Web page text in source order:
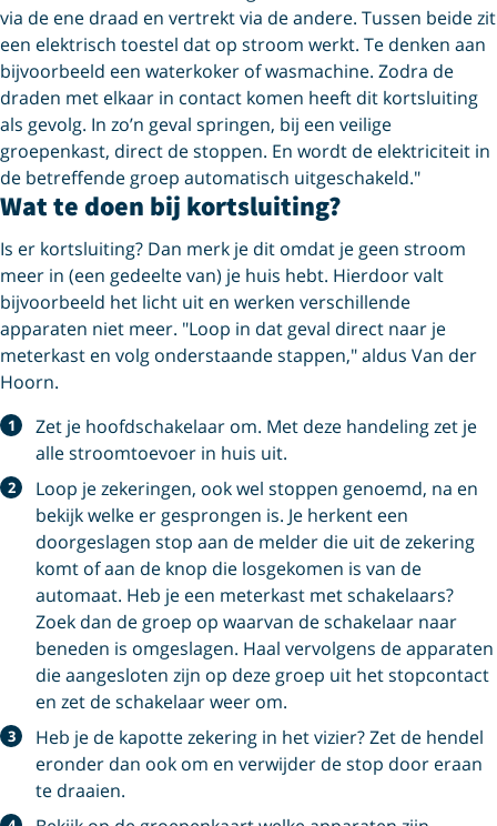
via de ene draad en vertrekt via de andere. Tussen beide zit
een elektrisch toestel dat op stroom werkt. Te denken aan
bijvoorbeeld een waterkoker of wasmachine. Zodra de
draden met elkaar in contact komen heeft dit kortsluiting
als gevolg. In zo’n geval springen, bij een veilige
groepenkast, direct de stoppen. En wordt de elektriciteit in
de betreffende groep automatisch uitgeschakeld."
Wat te doen bij kortsluiting?
Is er kortsluiting? Dan merk je dit omdat je geen stroom
meer in (een gedeelte van) je huis hebt. Hierdoor valt
bijvoorbeeld het licht uit en werken verschillende
apparaten niet meer. "Loop in dat geval direct naar je
meterkast en volg onderstaande stappen," aldus Van der
Hoorn.
Zet je hoofdschakelaar om. Met deze handeling zet je
alle stroomtoevoer in huis uit.
Loop je zekeringen, ook wel stoppen genoemd, na en
bekijk welke er gesprongen is. Je herkent een
doorgeslagen stop aan de melder die uit de zekering
komt of aan de knop die losgekomen is van de
automaat. Heb je een meterkast met schakelaars?
Zoek dan de groep op waarvan de schakelaar naar
beneden is omgeslagen. Haal vervolgens de apparaten
die aangesloten zijn op deze groep uit het stopcontact
en zet de schakelaar weer om.
Heb je de kapotte zekering in het vizier? Zet de hendel
eronder dan ook om en verwijder de stop door eraan
te draaien.